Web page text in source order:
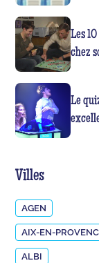
Les
chez
Le
Villes
AGEN
AIX-EN-
ALBI